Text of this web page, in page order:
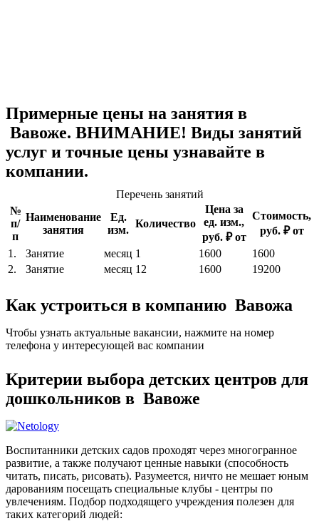
Примерные цены на занятия в
Вавоже. ВНИМАНИЕ! Виды занятий
услуг и точные цены узнавайте в
компании.
Перечень занятий
№
п/
п
Наименование
занятия
Ед.
изм.
Количество
Цена за
ед. изм.,
руб. ₽ от
Стоимость,
руб. ₽ от
1.
Занятие месяц 1 1600
1600
2.
Занятие месяц 12 1600 19200
Как устроиться в компанию Вавожа
Чтобы узнать актуальные вакансии, нажмите на номер
телефона у интересующей вас компании
Критерии выбора детских центров для
дошкольников в Вавоже
Воспитанники детских садов проходят через многогранное
развитие, а также получают ценные навыки (способность
читать, писать, рисовать). Разумеется, ничто не мешает юным
дарованиям посещать специальные клубы - центры по
увлечениям. Подбор подходящего учреждения полезен для
таких категорий людей: